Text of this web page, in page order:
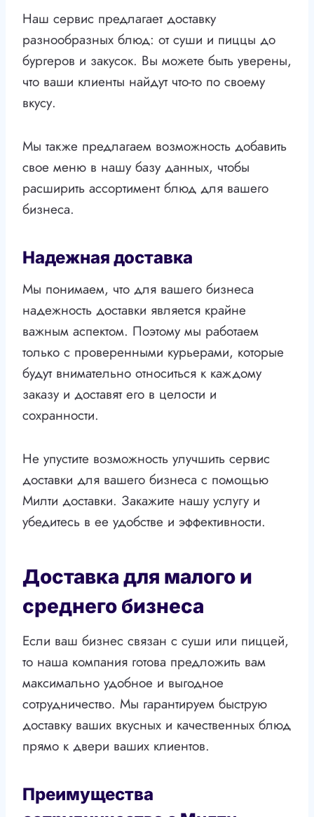
Наш сервис предлагает доставку
разнообразных блюд: от суши и пиццы до
бургеров и закусок. Вы можете быть уверены,
что ваши клиенты найдут что-то по своему
вкусу.
Мы также предлагаем возможность добавить
свое меню в нашу базу данных, чтобы
расширить ассортимент блюд для вашего
бизнеса.
Надежная доставка
Мы понимаем, что для вашего бизнеса
надежность доставки является крайне
важным аспектом. Поэтому мы работаем
только с проверенными курьерами, которые
будут внимательно относиться к каждому
заказу и доставят его в целости и
сохранности.
Не упустите возможность улучшить сервис
доставки для вашего бизнеса с помощью
Милти доставки. Закажите нашу услугу и
убедитесь в ее удобстве и эффективности.
Доставка для малого и
среднего бизнеса
Если ваш бизнес связан с суши или пиццей,
то наша компания готова предложить вам
максимально удобное и выгодное
сотрудничество. Мы гарантируем быструю
доставку ваших вкусных и качественных блюд
прямо к двери ваших клиентов.
Преимущества